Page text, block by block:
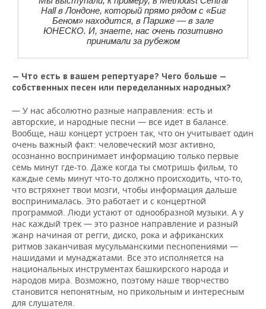
Hall в Лондоне, который прямо рядом с «Биг
Беном» находится, в Париже — в зале
ЮНЕСКО. И, знаете, нас очень позитивно
принимали за рубежом
— Что есть в вашем репертуаре? Чего больше —
собственных песен или переделанных народных?
— У нас абсолютно разные направления: есть и
авторские, и народные песни — все идет в балансе.
Вообще, наш концерт устроен так, что он учитывает один
очень важный факт: человеческий мозг активно,
осознанно воспринимает информацию только первые
семь минут где-то. Даже когда ты смотришь фильм, то
каждые семь минут что-то должно происходить, что-то,
что встряхнет твои мозги, чтобы информация дальше
воспринималась. Это работает и с концертной
программой. Люди устают от однообразной музыки. А у
нас каждый трек — это разное направление и разный
жанр начиная от регги, диско, рока и африканских
ритмов заканчивая мусульманскими песнопениями —
нашидами и мунаджатами. Все это исполняется на
национальных инструментах башкирского народа и
народов мира. Возможно, поэтому наше творчество
становится непонятным, но прикольным и интересным
для слушателя.